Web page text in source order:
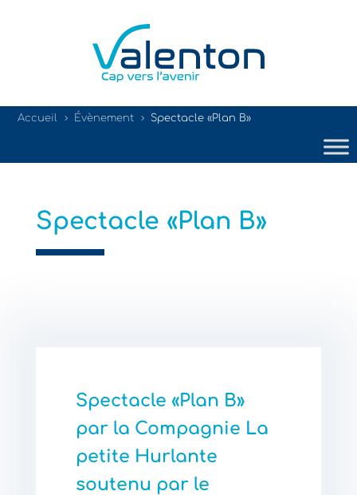
Accueil 5 Évènement 5 Spectacle «Plan B»
Spectacle «Plan B»
Spectacle «Plan B»
par la Compagnie La
petite Hurlante
soutenu par le